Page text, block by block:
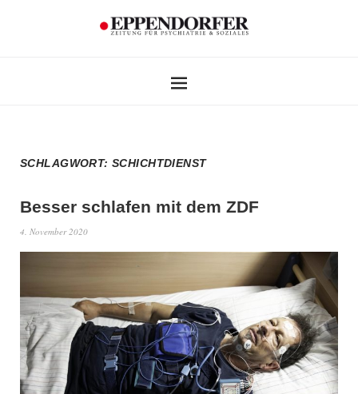
SCHLAGWORT:SCHICHTDIENST
Besser schlafen mit dem ZDF
4. November 2020